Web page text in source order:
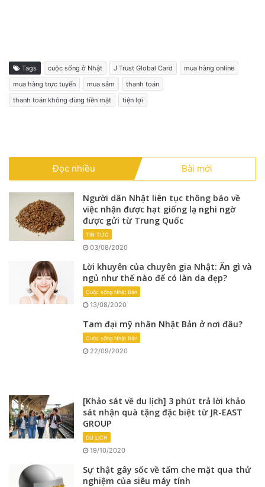
Tags cuộc sống ở Nhật J Trust Global Card
mua hàng online
mua hàng trực tuyến
mua sắm
thanh toán
thanh toán không dùng tiền mặt
tiện lợi
Đọc nhiều Bài mới
Người dân Nhật liên tục thông báo về
việc nhận được hạt giống lạ nghi ngờ
được gửi từ Trung Quốc
TIN TỨC
03/08/2020
Lời khuyên của chuyên gia Nhật: Ăn gì và
ngủ như thế nào để có làn da đẹp?
Cuộc sống Nhật Bản
13/08/2020
Tam đại mỹ nhân Nhật Bản ở nơi đâu?
Cuộc sống Nhật Bản
22/09/2020
[Khảo sát về du lịch] 3 phút trả lời khảo
sát nhận quà tặng đặc biệt từ JR-EAST
GROUP
DU LỊCH
19/10/2020
Sự thật gây sốc về tấm che mặt qua thử
nghiệm của siêu máy tính